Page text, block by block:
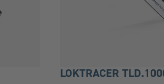
LOKTRACER